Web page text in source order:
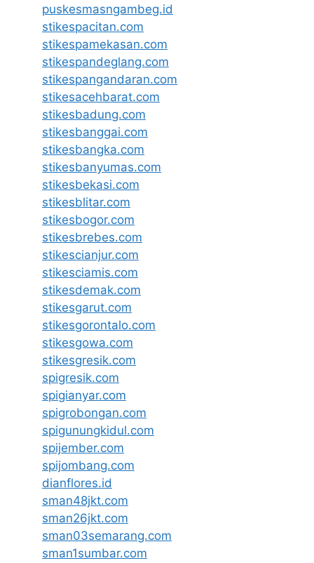
puskesmasngambeg.id
stikespacitan.com
stikespamekasan.com
stikespandeglang.com
stikespangandaran.com
stikesacehbarat.com
stikesbadung.com
stikesbanggai.com
stikesbangka.com
stikesbanyumas.com
stikesbekasi.com
stikesblitar.com
stikesbogor.com
stikesbrebes.com
stikescianjur.com
stikesciamis.com
stikesdemak.com
stikesgarut.com
stikesgorontalo.com
stikesgowa.com
stikesgresik.com
spigresik.com
spigianyar.com
spigrobongan.com
spigunungkidul.com
spijember.com
spijombang.com
dianflores.id
sman48jkt.com
sman26jkt.com
sman03semarang.com
sman1sumbar.com